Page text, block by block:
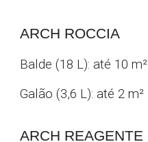
ARCH ROCCIA
Balde (18 L): até 10 m²
Galão (3,6 L): até 2 m²
ARCH REAGENTE